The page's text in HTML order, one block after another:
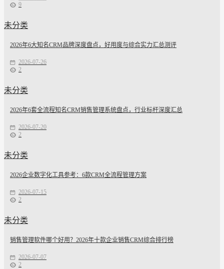
9
未分类
2026年6大知名CRM品牌深度盘点，好用度与综合实力汇总测评
2026-07-26
2
未分类
2026年6套全流程知名CRM销售管理系统盘点，行业标杆深度汇总
2026-07-20
2
未分类
2026企业数字化工具参考：6款CRM全流程管理方案
2026-07-15
2
未分类
销售管理软件哪个好用？2026年十款企业销售CRM综合排行榜
2026-07-07
2